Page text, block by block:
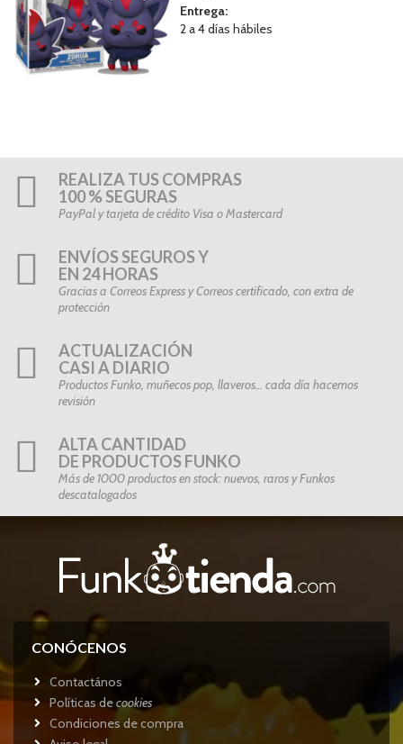
Entrega:
2 a 4 días hábiles
REALIZA TUS COMPRAS
100 % SEGURAS
PayPal y tarjeta de crédito Visa o Mastercard
ENVÍOS SEGUROS Y
EN 24 HORAS
Gracias a Correos Express y Correos certificado, con extra de
protección
ACTUALIZACIÓN
CASI A DIARIO
Productos Funko, muñecos pop, llaveros… cada día hacemos
revisión
ALTA CANTIDAD
DE PRODUCTOS FUNKO
Más de 1000 productos en stock: nuevos, raros y Funkos
descatalogados
CONÓCENOS
Contactános
Políticas decookies
Condiciones de compra